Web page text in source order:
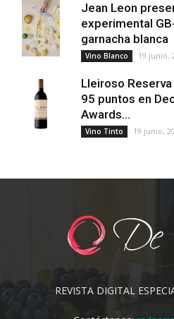
Jean Leon
experimental
garnacha blanca
Vino Blanco 19 junio,
Lleiroso
95 puntos en
Awards...
Vino Tinto 19 junio,
REVISTA DIGITAL